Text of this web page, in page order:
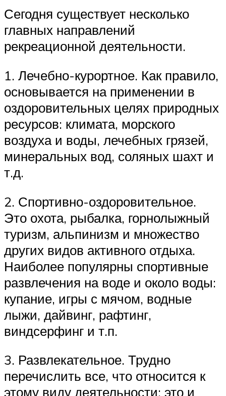
Сегодня существует несколько
главных направлений
рекреационной деятельности.
1. Лечебно-курортное. Как правило,
основывается на применении в
оздоровительных целях природных
ресурсов: климата, морского
воздуха и воды, лечебных грязей,
минеральных вод, соляных шахт и
т.д.
2. Спортивно-оздоровительное.
Это охота, рыбалка, горнолыжный
туризм, альпинизм и множество
других видов активного отдыха.
Наиболее популярны спортивные
развлечения на воде и около воды:
купание, игры с мячом, водные
лыжи, дайвинг, рафтинг,
виндсерфинг и т.п.
3. Развлекательное. Трудно
перечислить все, что относится к
этому виду деятельности: это и